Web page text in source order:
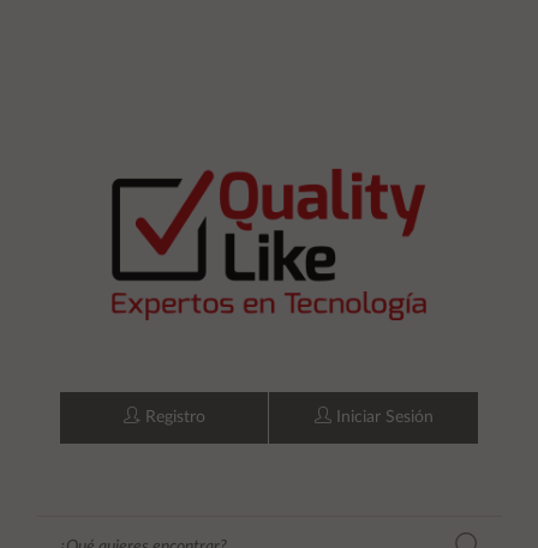
Registro Iniciar Sesión